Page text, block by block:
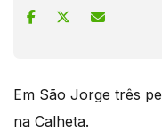
Em São Jorge três
na Calheta.